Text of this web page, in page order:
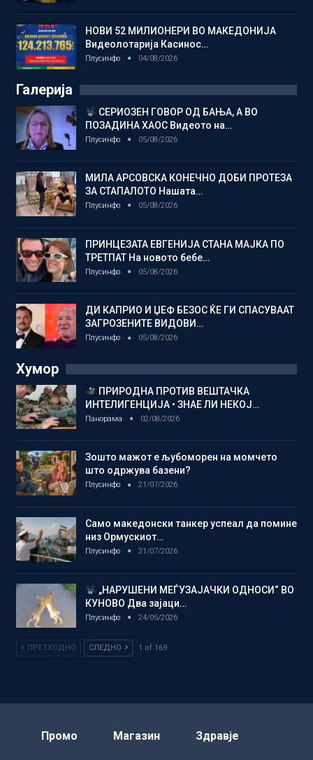
НОВИ 52 МИЛИОНЕРИ ВО МАКЕДОНИЈА
Видеолотарија Касинос…
Плусинфо 04/08/2026
Галерија
СЕРИОЗЕН ГОВОР ОД БАЊА, А ВО
ПОЗАДИНА ХАОС Видеото на…
Плусинфо 05/08/2026
МИЛА АРСОВСКА КОНЕЧНО ДОБИ ПРОТЕЗА
ЗА СТАПАЛОТО Нашата…
Плусинфо 05/08/2026
ПРИНЦЕЗАТА ЕВГЕНИЈА СТАНА МАЈКА ПО
ТРЕТПАТ На новото бебе…
Плусинфо 05/08/2026
ДИ КАПРИО И ЏЕФ БЕЗОС ЌЕ ГИ СПАСУВААТ
ЗАГРОЗЕНИТЕ ВИДОВИ…
Плусинфо 05/08/2026
Хумор
ПРИРОДНА ПРОТИВ ВЕШТАЧКА
ИНТЕЛИГЕНЦИЈА • ЗНАЕ ЛИ НЕКОЈ…
Панорама 02/08/2026
Зошто мажот е љубоморен на момчето
што одржува базени?
Плусинфо 21/07/2026
Само македонски танкер успеал да помине
низ Ормускиот…
Плусинфо 21/07/2026
„НАРУШЕНИ МЕЃУЗАЈАЧКИ ОДНОСИ“ ВО
КУНОВО Два зајаци…
Плусинфо 24/05/2026
ПРЕТХОДНО СЛЕДНО 1 of 169
Промо Магазин Здравје